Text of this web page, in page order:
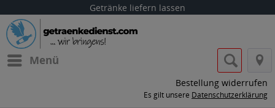
Getränke liefern lassen
Menü
Bestellung widerrufen
Es gilt unsere Datenschutzerklärung